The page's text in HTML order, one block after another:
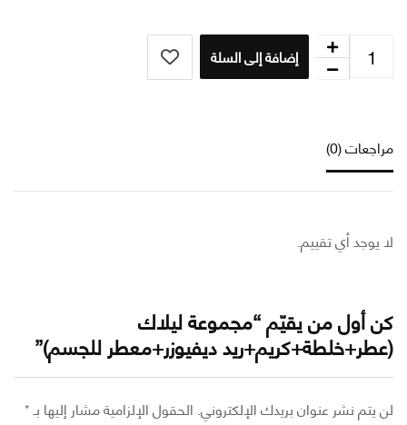
إضافة إلى السلة
(0)
أي تقييم.
من يقيّم “مجموعة ليلاك
ديفيوزر+معطر للجسم)”
نشر عنوان بريدك الإلكتروني.الحقول الإلزامية مشار إليها بـ*